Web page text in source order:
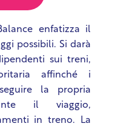
enfatizza il
possibili. Si darà
sui treni,
affinché i
la propria
il viaggio,
in treno. La